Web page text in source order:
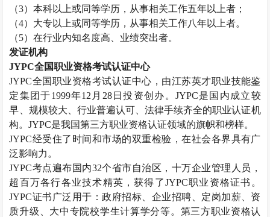
（3）本科以上或同等学历，从事相关工作五年以上者；
（4）大专以上或同等学历，从事相关工作八年以上者。
（5）在行业内知名度高、业绩突出者。
发证机构
JYPC全国职业资格考试认证中心
JYPC全国职业资格考试认证中心，由江苏英才职业技能鉴
定集团于1999年12 月 28日投资创办。 JYPC是国内成立较
早、规模较大、行业普遍认可、法律手续齐全的职业认证机
构。JYPC是我国第三方职业资格认证领域的旗帜和榜样。
JYPC经受住了时间和市场的双重检验，在社会各界具有广
泛影响力。
JYPC考点遍布国内32个省市自治区，十万企业管理人员，
超百万各行各业技术精英，获得了JYPC职业资格证书。
JYPC证书广泛用于：政府招标、企业招聘、定岗加薪、资
质升级、大中专院校学生计算学分等。第三方职业资格认